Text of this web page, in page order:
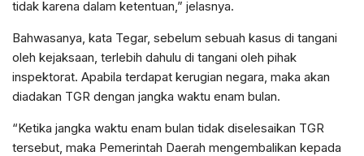
tidak karena dalam ketentuan,” jelasnya.
Bahwasanya, kata Tegar, sebelum sebuah kasus di tangani
oleh kejaksaan, terlebih dahulu di tangani oleh pihak
inspektorat. Apabila terdapat kerugian negara, maka akan
diadakan TGR dengan jangka waktu enam bulan.
“Ketika jangka waktu enam bulan tidak diselesaikan TGR
tersebut, maka Pemerintah Daerah mengembalikan kepada